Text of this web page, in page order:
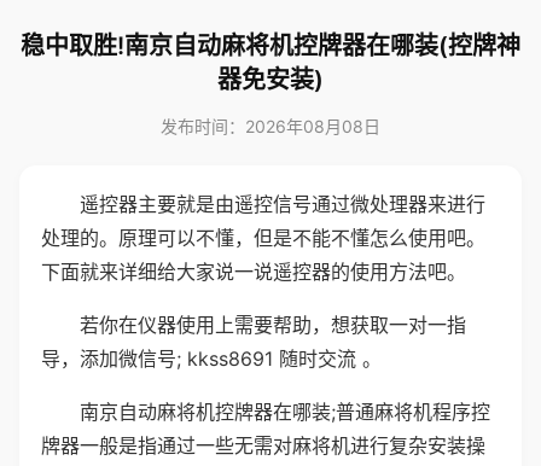
稳中取胜!南京自动麻将机控牌器在哪装(控牌神
器免安装)
发布时间：2026年08月08日
遥控器主要就是由遥控信号通过微处理器来进行
处理的。原理可以不懂，但是不能不懂怎么使用吧。
下面就来详细给大家说一说遥控器的使用方法吧。
若你在仪器使用上需要帮助，想获取一对一指
导，添加微信号; kkss8691 随时交流 。
南京自动麻将机控牌器在哪装;普通麻将机程序控
牌器一般是指通过一些无需对麻将机进行复杂安装操